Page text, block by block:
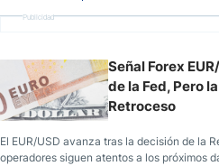
Publicidad
Señal Forex
de la Fed, Pero
Retroceso
El EUR/USD avanza tras la decisión de la
operadores siguen atentos a los próximos